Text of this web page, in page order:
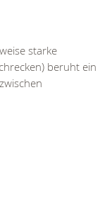
starke
beruht ein